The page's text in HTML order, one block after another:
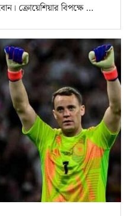
ক্রোয়েশিয়ার বিপক্ষে …